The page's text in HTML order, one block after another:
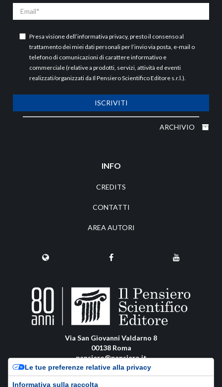
Email
Presa visione dell’informativa privacy, presto il consenso al
trattamento dei miei dati personali per l’invio via posta, e-mail o
telefono di comunicazioni di carattere informativo e
commerciale (relative a prodotti, servizi, attività ed eventi
realizzati/organizzati da Il Pensiero Scientifico Editore s.r.l.).
ISCRIVITI
ARCHIVIO
INFO
CREDITS
CONTATTI
AREA AUTORI
Via San Giovanni Valdarno 8
00138 Roma
pensiero@pensiero.it
amministrazione@pec.pensiero.com
Le tue preferenze relative alla privacy
Informativa sulla raccolta